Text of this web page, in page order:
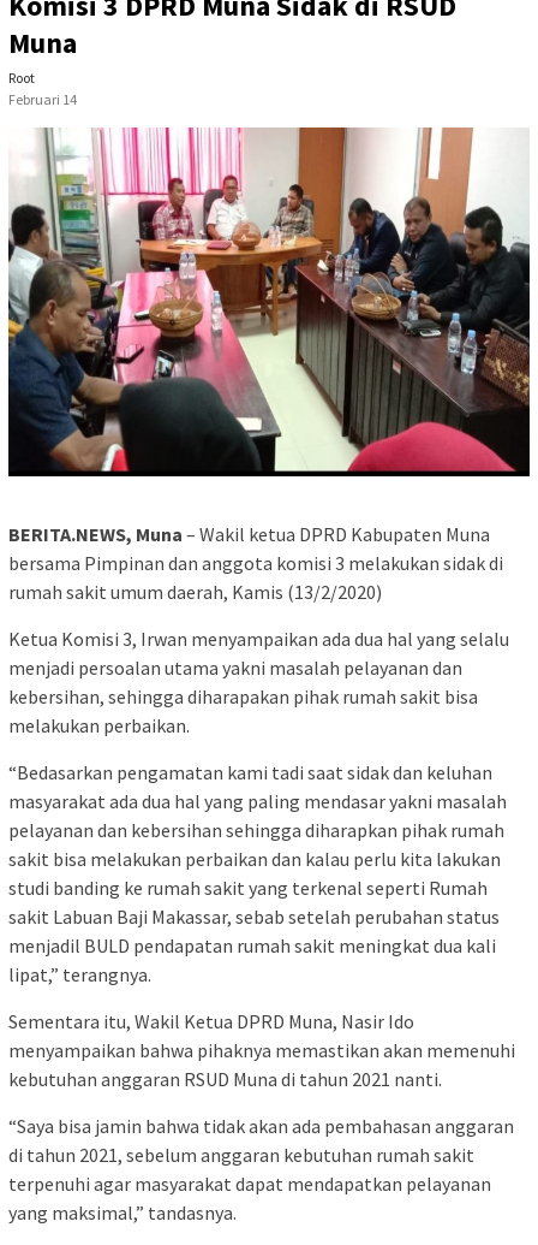
Muna
Root
Februari 14
BERITA.NEWS, Muna – Wakil ketua DPRD Kabupaten Muna
bersama Pimpinan dan anggota komisi 3 melakukan sidak di
rumah sakit umum daerah, Kamis (13/2/2020)
Ketua Komisi 3, Irwan menyampaikan ada dua hal yang selalu
menjadi persoalan utama yakni masalah pelayanan dan
kebersihan, sehingga diharapakan pihak rumah sakit bisa
melakukan perbaikan.
“Bedasarkan pengamatan kami tadi saat sidak dan keluhan
masyarakat ada dua hal yang paling mendasar yakni masalah
pelayanan dan kebersihan sehingga diharapkan pihak rumah
sakit bisa melakukan perbaikan dan kalau perlu kita lakukan
studi banding ke rumah sakit yang terkenal seperti Rumah
sakit Labuan Baji Makassar, sebab setelah perubahan status
menjadil BULD pendapatan rumah sakit meningkat dua kali
lipat,” terangnya.
Sementara itu, Wakil Ketua DPRD Muna, Nasir Ido
menyampaikan bahwa pihaknya memastikan akan memenuhi
kebutuhan anggaran RSUD Muna di tahun 2021 nanti.
“Saya bisa jamin bahwa tidak akan ada pembahasan anggaran
di tahun 2021, sebelum anggaran kebutuhan rumah sakit
terpenuhi agar masyarakat dapat mendapatkan pelayanan
yang maksimal,” tandasnya.